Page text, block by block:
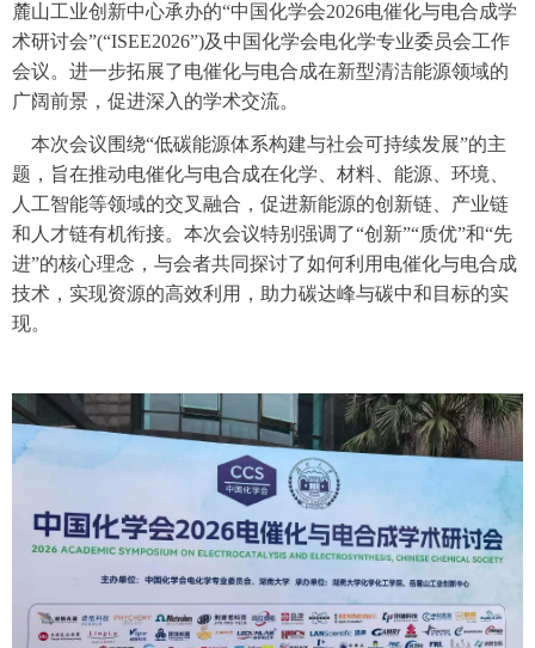
麓山工业创新中心承办的“中国化学会2026电催化与电合成学
术研讨会”(“ISEE2026”)及中国化学会电化学专业委员会工作
会议。进一步拓展了电催化与电合成在新型清洁能源领域的
广阔前景，促进深入的学术交流。
本次会议围绕“低碳能源体系构建与社会可持续发展”的主
题，旨在推动电催化与电合成在化学、材料、能源、环境、
人工智能等领域的交叉融合，促进新能源的创新链、产业链
和人才链有机衔接。本次会议特别强调了“创新”“质优”和“先
进”的核心理念，与会者共同探讨了如何利用电催化与电合成
技术，实现资源的高效利用，助力碳达峰与碳中和目标的实
现。